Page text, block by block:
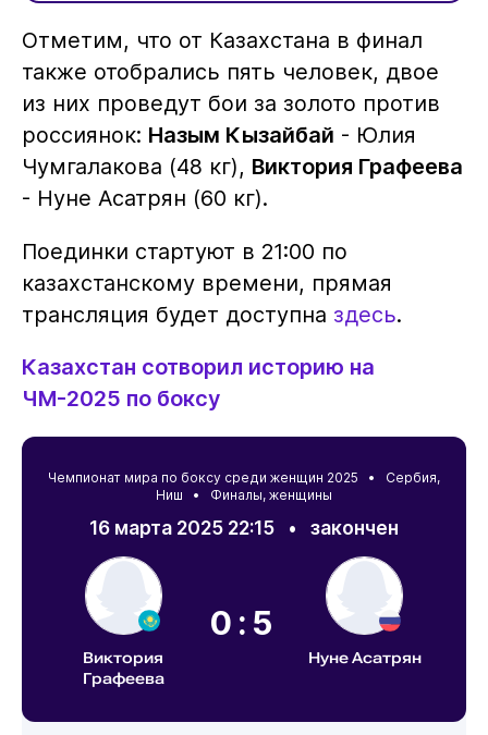
Отметим, что от Казахстана в финал
также отобрались пять человек, двое
из них проведут бои за золото против
россиянок: Назым Кызайбай - Юлия
Чумгалакова (48 кг), Виктория Графеева
- Нуне Асатрян (60 кг).
Поединки стартуют в 21:00 по
казахстанскому времени, прямая
трансляция будет доступна здесь.
Казахстан сотворил историю на
ЧМ-2025 по боксу
Чемпионат мира по боксу среди женщин 2025 • Сербия,
Ниш • Финалы, женщины
16 марта 2025 22:15• закончен
Виктория
Графеева
0:5
Нуне Асатрян